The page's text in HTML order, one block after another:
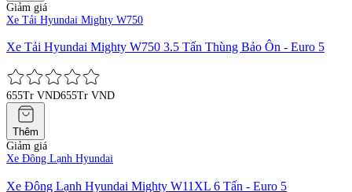
Giảm giá
Xe Tải Hyundai Mighty W750
Xe Tải Hyundai Mighty W750 3.5 Tấn Thùng Bảo Ôn - Euro 5
655Tr VND655Tr VND
Thêm
Giảm giá
Xe Đông Lạnh Hyundai
Xe Đông Lạnh Hyundai Mighty W11XL 6 Tấn - Euro 5